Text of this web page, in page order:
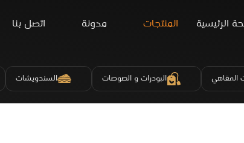
الرئيسية المنتجات مدونة اتصل بنا
المقاهي البودرات و الصوصات السندويشات